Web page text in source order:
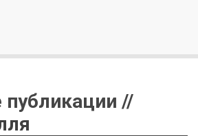
публикации //